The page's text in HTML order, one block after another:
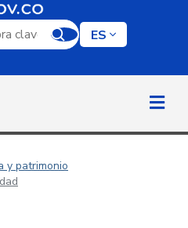
por palabra clave
ES
y patrimonio